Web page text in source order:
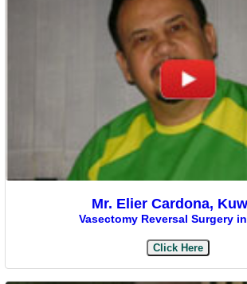
Mr. Elier Cardona,
Vasectomy Reversal Surgery
Click Here